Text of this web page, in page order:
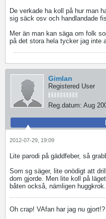
De verkade ha koll på hur man
sig säck osv och handlandade
Mer än man kan säga om folk
på det stora hela tycker jag inte
Gimlan
Registered User
Reg.datum: Aug
2012-07-29, 19:09
Lite parodi på gäddfeber, så
Som sg säger, lite onödigt att
dom gjorde. Men lite koll på
båten också, nämligen huggkrok.
Oh crap! VAfan har jag nu gjort!?